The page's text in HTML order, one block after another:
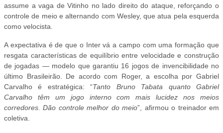
assume a vaga de Vitinho no lado direito do ataque, reforçando o
controle de meio e alternando com Wesley, que atua pela esquerda
como velocista.
A expectativa é de que o Inter vá a campo com uma formação que
resgata características de equilíbrio entre velocidade e construção
de jogadas — modelo que garantiu 16 jogos de invencibilidade no
último Brasileirão. De acordo com Roger, a escolha por Gabriel
Carvalho é estratégica: “Tanto Bruno Tabata quanto Gabriel
Carvalho têm um jogo interno com mais lucidez nos meios
corredores. Dão controle melhor do meio”, afirmou o treinador em
coletiva.